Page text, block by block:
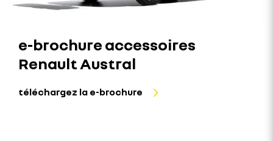
e-brochure accessoires
Renault Austral
téléchargez la e-brochure